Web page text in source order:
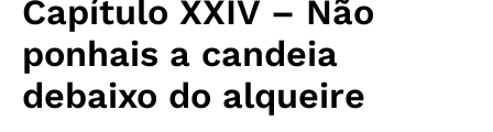
Capítulo XXIV – Não
ponhais a candeia
debaixo do alqueire